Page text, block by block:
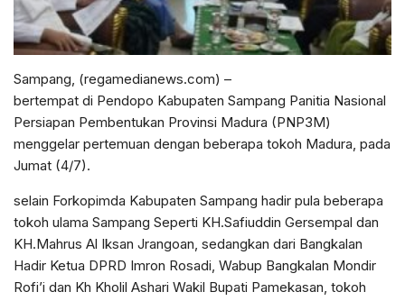
Sampang, (regamedianews.com) –
bertempat di Pendopo Kabupaten Sampang Panitia Nasional
Persiapan Pembentukan Provinsi Madura (PNP3M)
menggelar pertemuan dengan beberapa tokoh Madura, pada
Jumat (4/7).
selain Forkopimda Kabupaten Sampang hadir pula beberapa
tokoh ulama Sampang Seperti KH.Safiuddin Gersempal dan
KH.Mahrus Al Iksan Jrangoan, sedangkan dari Bangkalan
Hadir Ketua DPRD Imron Rosadi, Wabup Bangkalan Mondir
Rofi’i dan Kh Kholil Ashari Wakil Bupati Pamekasan, tokoh